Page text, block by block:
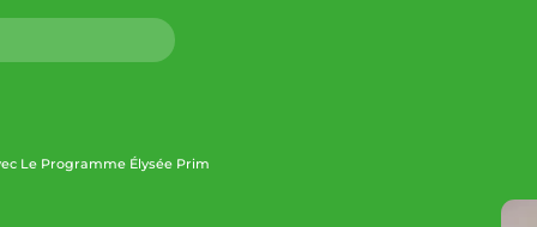
Le Programme Élysée Prim